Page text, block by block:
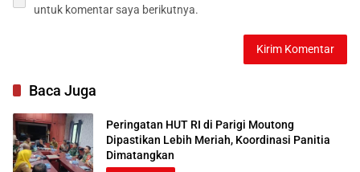
untuk komentar saya berikutnya.
Baca Juga
Peringatan HUT RI di Parigi Moutong
Dipastikan Lebih Meriah, Koordinasi Panitia
Dimatangkan